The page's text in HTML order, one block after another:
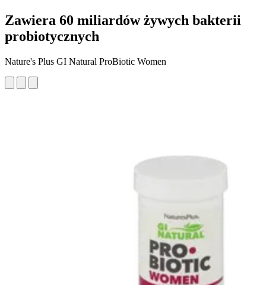
Zawiera 60 miliardów żywych bakterii
probiotycznych
Nature's Plus GI Natural ProBiotic Women